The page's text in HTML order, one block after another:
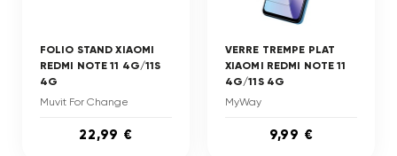
FOLIO STAND XIAOMI
REDMI NOTE 11 4G/11S
4G
Muvit For Change
22,99 €
VERRE TREMPE PLAT
XIAOMI REDMI NOTE 11
4G/11S 4G
MyWay
9,99 €